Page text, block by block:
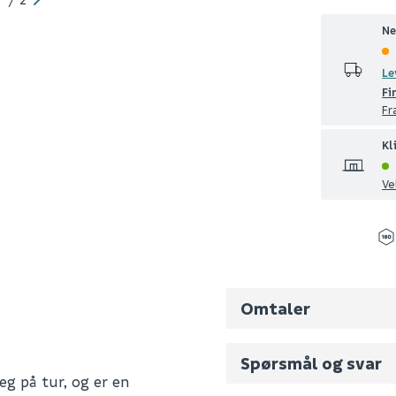
på tur, og er en
Omtaler
Spørsmål og svar